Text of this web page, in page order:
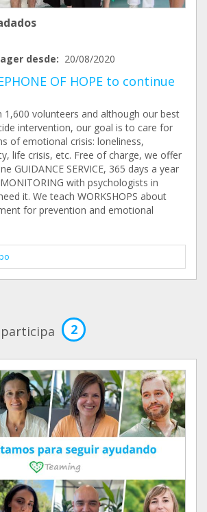
desde: 20/08/2020
OF HOPE to continue
1,600 volunteers and although our best
intervention, our goal is to care for
of emotional crisis: loneliness,
life crisis, etc. Free of charge, we offer
GUIDANCE SERVICE, 365 days a year
with psychologists in
it. We teach WORKSHOPS about
for prevention and emotional
2